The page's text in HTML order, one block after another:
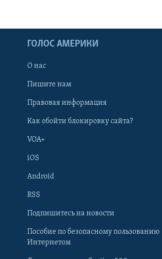
Learning English
ГОЛОС АМЕРИКИ
О нас
Пишите нам
Правовая информация
Как обойти блокировку сайта?
VOA+
iOS
Android
RSS
Подпишитесь на новости
Пособие по безопасному пользованию
Интернетом